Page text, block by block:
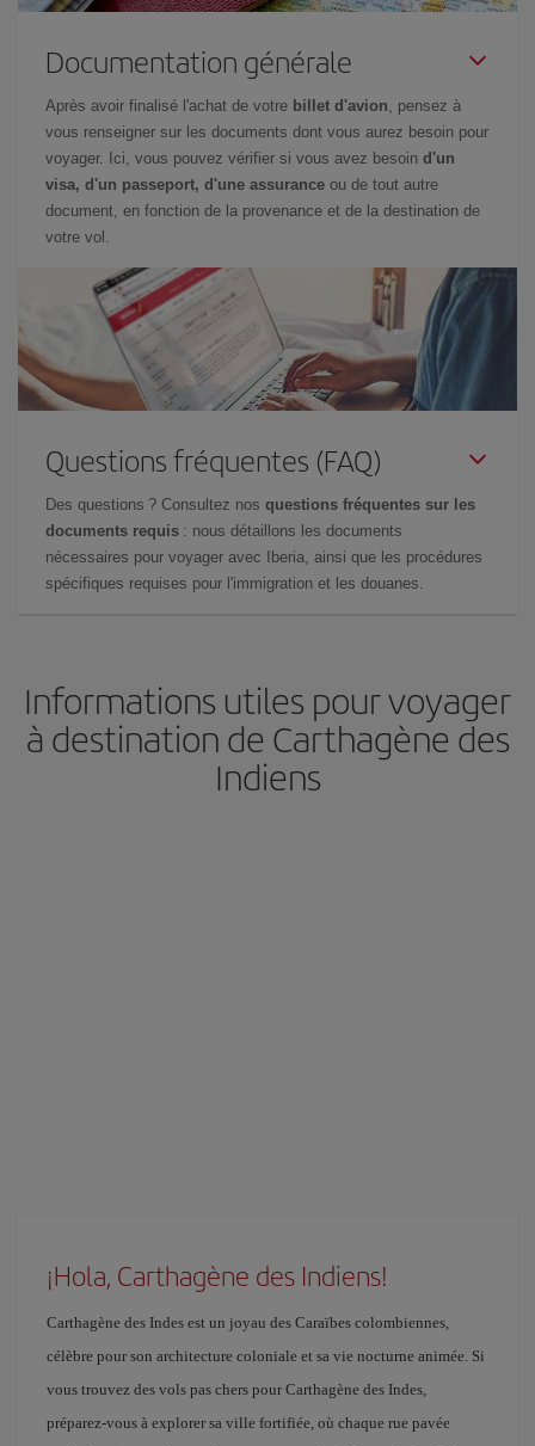
Documentation générale
Après avoir finalisé l'achat de votre billet d'avion, pensez à
vous renseigner sur les documents dont vous aurez besoin pour
voyager. Ici, vous pouvez vérifier si vous avez besoin d'un
visa, d'un passeport, d'une assurance ou de tout autre
document, en fonction de la provenance et de la destination de
votre vol.
Questions fréquentes (FAQ)
Des questions ? Consultez nos questions fréquentes sur les
documents requis : nous détaillons les documents
nécessaires pour voyager avec Iberia, ainsi que les procédures
spécifiques requises pour l'immigration et les douanes.
Informations utiles pour voyager
à destination de Carthagène des
Indiens
¡Hola, Carthagène des Indiens!
Carthagène des Indes est un joyau des Caraïbes colombiennes,
célèbre pour son architecture coloniale et sa vie nocturne animée. Si
vous trouvez des vols pas chers pour Carthagène des Indes,
préparez-vous à explorer sa ville fortifiée, où chaque rue pavée